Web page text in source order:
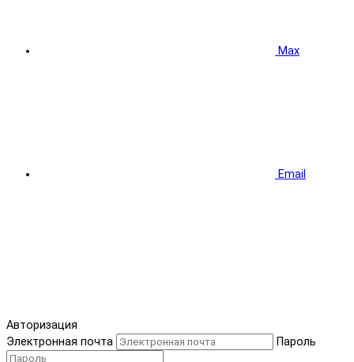
Max
Email
Авторизация
Электронная почта
Пароль